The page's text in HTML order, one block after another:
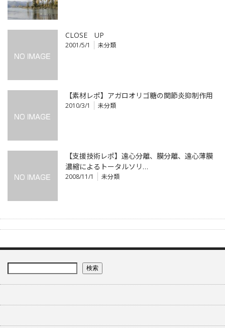
CLOSE UP
2001/5/1 未分類
【素材レポ】アガロオリゴ糖の関節炎抑制作用
2010/3/1 未分類
【支援技術レポ】遠心分離、膜分離、遠心薄膜
濃縮によるトータルソリ…
2008/11/1 未分類
検索